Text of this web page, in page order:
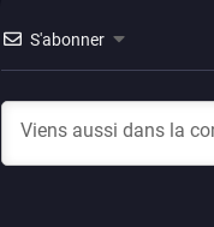
S'abonner